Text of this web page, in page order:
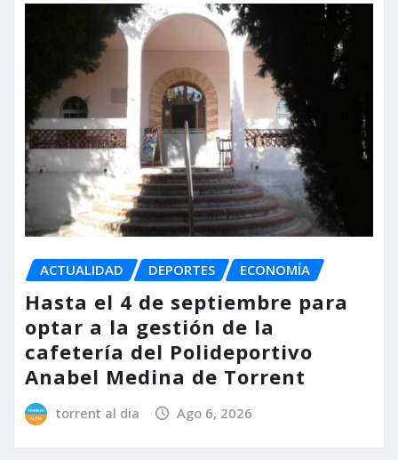
ACTUALIDAD DEPORTES ECONOMÍA
Hasta el 4 de septiembre para
optar a la gestión de la
cafetería del Polideportivo
Anabel Medina de Torrent
torrent al dia Ago 6, 2026